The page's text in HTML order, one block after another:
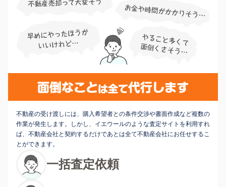
不動産の受け渡しには、購入希望者との条件交渉や書面作成など複数の
作業が発生します。しかし、イエウールのような査定サイトを利用すれ
ば、不動産会社と契約するだけであとは全て不動産会社にお任せするこ
とができます。
一括査定依頼